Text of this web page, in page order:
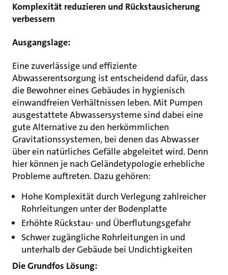
Komplexität reduzieren und Rückstausicherung
verbessern
Ausgangslage:
Eine zuverlässige und effiziente
Abwasserentsorgung ist entscheidend dafür, dass
die Bewohner eines Gebäudes in hygienisch
einwandfreien Verhältnissen leben. Mit Pumpen
ausgestattete Abwassersysteme sind dabei eine
gute Alternative zu den herkömmlichen
Gravitationssystemen, bei denen das Abwasser
über ein natürliches Gefälle abgeleitet wird. Denn
hier können je nach Geländetypologie erhebliche
Probleme auftreten. Dazu gehören:
Hohe Komplexität durch Verlegung zahlreicher
Rohrleitungen unter der Bodenplatte
Erhöhte Rückstau- und Überflutungsgefahr
Schwer zugängliche Rohrleitungen in und
unterhalb der Gebäude bei Undichtigkeiten
Die Grundfos Lösung: